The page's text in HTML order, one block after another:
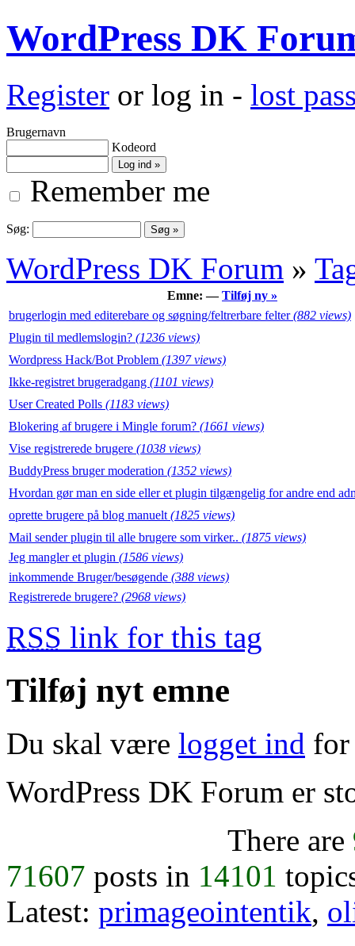
WordPress DK
Register or log in - lost
Brugernavn
Kodeord
Remember me
Søg:
WordPress DK Forum »
Emne: —Tilføj ny »
brugerlogin med editerebare og søgning/feltrerbare felter(882 views)
Plugin til medlemslogin? (1236 views)
Wordpress Hack/Bot Problem (1397 views)
Ikke-registret brugeradgang (1101 views)
User Created Polls (1183 views)
Blokering af brugere i Mingle forum? (1661 views)
Vise registrerede brugere (1038 views)
BuddyPress bruger moderation (1352 views)
Hvordan gør man en side eller et plugin tilgængelig for andre end
oprette brugere på blog manuelt (1825 views)
Mail sender plugin til alle brugere som virker.. (1875 views)
Jeg mangler et plugin (1586 views)
inkommende Bruger/besøgende (388 views)
Registrerede brugere? (2968 views)
RSS link for this tag
Tilføj nyt emne
Du skal være logget ind for
WordPress DK Forum er
There are
71607 posts in 14101
Latest: primageointentik,